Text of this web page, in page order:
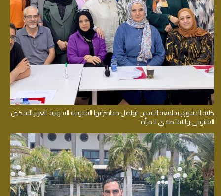
كلية الحقوق بجامعة القدس تواصل محاضراتها القانونية التدريبية لتعزيز التمكين
القانوني والاقتصادي للمرأة